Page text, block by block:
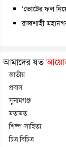
‘ভোটের ফল
রাজশাহী
আমাদের যত
জাতীয়
প্রবাস
সুনামগঞ্জ
মতামত
শিল্প-সাহিত্য
চিত্র বিচিত্র